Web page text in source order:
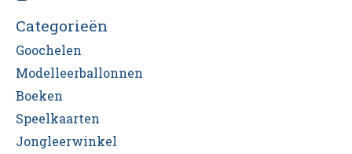
Categorieën
Goochelen
Modelleerballonnen
Boeken
Speelkaarten
Jongleerwinkel